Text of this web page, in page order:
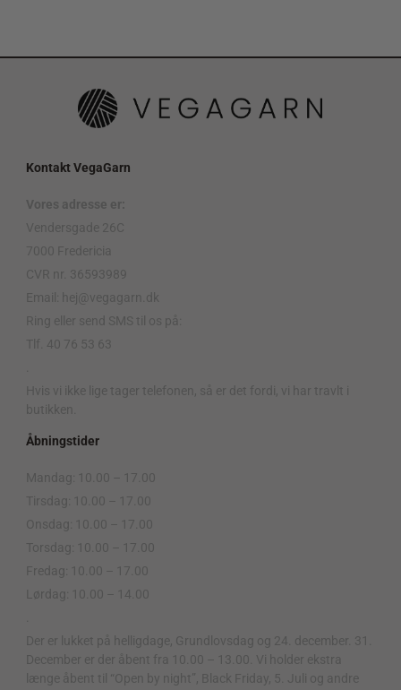
Kontakt VegaGarn
Vores adresse er:
Vendersgade 26C
7000 Fredericia
CVR nr. 36593989
Email: hej@vegagarn.dk
Ring eller send SMS til os på:
Tlf. 40 76 53 63
Hvis vi ikke lige tager telefonen, så er det fordi, vi har travlt i
butikken.
Åbningstider
Mandag: 10.00 – 17.00
Tirsdag: 10.00 – 17.00
Onsdag: 10.00 – 17.00
Torsdag: 10.00 – 17.00
Fredag: 10.00 – 17.00
Lørdag: 10.00 – 14.00
Der er lukket på helligdage, Grundlovsdag og 24. december. 31.
December er der åbent fra 10.00 – 13.00. Vi holder ekstra
længe åbent til “Open by night”, Black Friday, 5. Juli og andre